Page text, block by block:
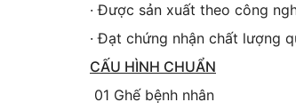
· Được sản xuất theo công
· Đạt chứng nhận chất lượng
CẤU HÌNH CHUẨN
01 Ghế bệnh nhân